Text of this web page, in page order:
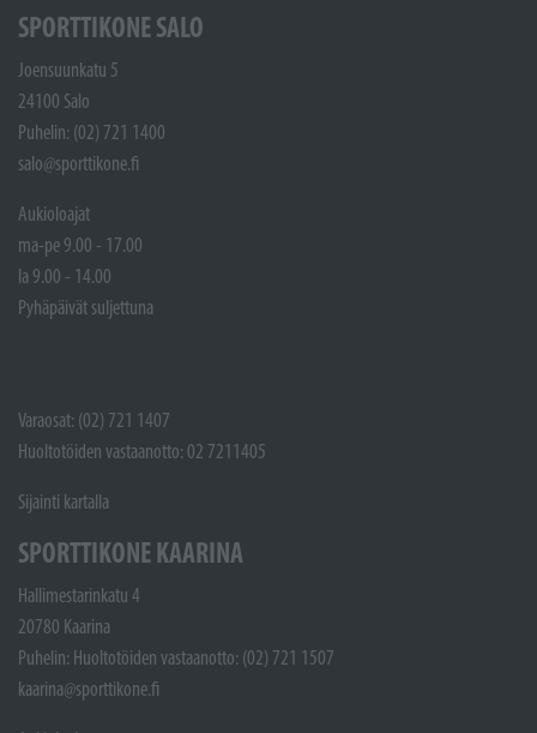
SPORTTIKONE SALO
Joensuunkatu 5
24100 Salo
Puhelin: (02) 721 1400
salo@sporttikone.fi
Aukioloajat
ma-pe 9.00 - 17.00
la 9.00 - 14.00
Pyhäpäivät suljettuna
Varaosat: (02) 721 1407
Huoltotöiden vastaanotto: 02 7211405
Sijainti kartalla
SPORTTIKONE KAARINA
Hallimestarinkatu 4
20780 Kaarina
Puhelin: Huoltotöiden vastaanotto: (02) 721 1507
kaarina@sporttikone.fi